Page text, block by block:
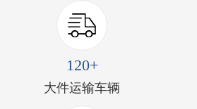
120+
大件运输车辆